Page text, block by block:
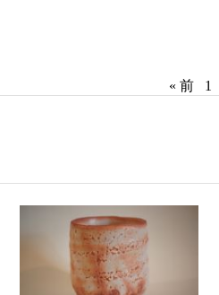
« 前 1